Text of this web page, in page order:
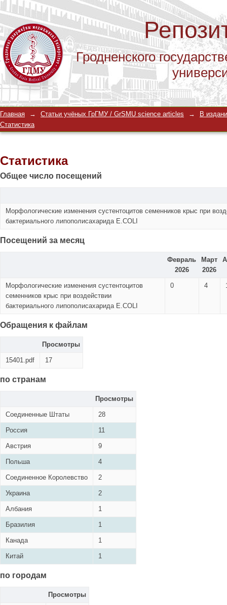
Гродненского
Статистика
Главная → Статьи учёных ГрГМУ / GrSMU science articles →
В
Статистика
Статистика
Общее число посещений
Морфологические изменения сустентоцитов семенников крыс при
бактериального липополисахарида Е.COLI
Посещений за месяц
Февраль
2026
Март
2026
Морфологические изменения сустентоцитов
семенников крыс при воздействии
бактериального липополисахарида Е.COLI
0 4
Обращения к файлам
Просмотры
15401.pdf 17
по странам
Просмотры
Соединенные Штаты 28
Россия 11
Австрия 9
Польша 4
Соединенное Королевство 2
Украина 2
Албания 1
Бразилия 1
Канада 1
Китай 1
по городам
Просмотры